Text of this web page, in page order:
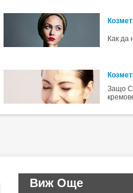
Как да
Защо
Виж Още